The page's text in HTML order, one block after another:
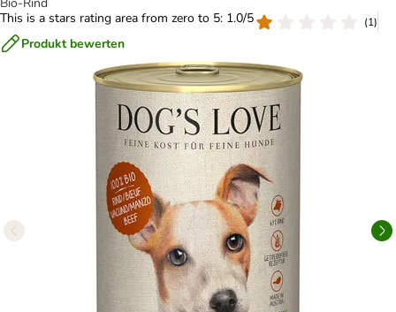
This is a stars rating area from zero to 5: 1.0/5
(1)
Produkt bewerten